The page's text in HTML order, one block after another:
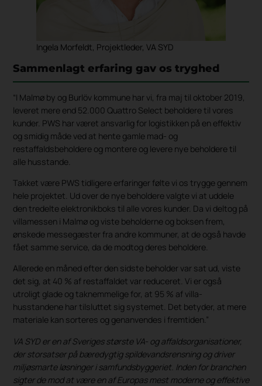
Ingela Morfeldt, Projektleder, VA SYD
Sammenlagt erfaring gav os tryghed
“I Malmø by og Burlöv kommune har vi, fra maj til oktober 2019,
leveret mere end 52.000 Quattro Select beholdere til vores
kunder. PWS har været ansvarlig for logistikken på en effektiv
og smidig måde ved at hente gamle mad- og
restaffaldsbeholdere og montere og levere nye beholdere til
alle husstande.
Takket være PWS tidligere erfaringer følte vi os trygge gennem
hele projektet. Ud over de nye beholdere valgte vi at uddele
den tredelte elektronikboks til alle vores kunder. Da vi deltog på
villamessen i Malmø og viste beholderne og boksen frem,
ønskede messegæster fra andre kommuner, at de også havde
fået samme service, da de modtog deres beholdere.
Allerede en måned efter den sidste beholder var sat ud, viste
det sig, at 40 % af restaffaldet var reduceret. Vi er også
utroligt glade og taknemmelige for, at 95 % af villa-
husstandene har tilsluttet sig systemet. Det betyder, at mere
materiale kan sorteres og genanvendes i fremtiden.”
VA SYD er en af Sveriges største VA- og affaldsorganisationer,
der storsatser på bæredygtig spildevandsrensning og driver
miljøsmarte løsninger i samfundsbyggeriet. Inden for branchen
sigter de mod at være en af Europas mest moderne og effektive